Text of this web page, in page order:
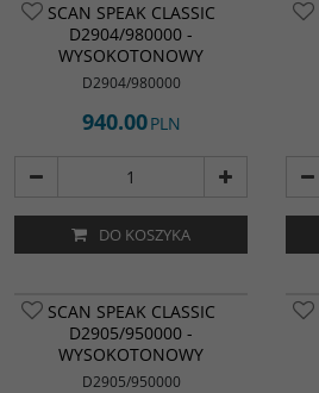
SCAN SPEAK CLASSIC
D2904/980000 -
WYSOKOTONOWY
D2904/980000
940.00PLN
DO KOSZYKA
SCAN SPEAK CLASSIC
D2905/950000 -
WYSOKOTONOWY
D2905/950000